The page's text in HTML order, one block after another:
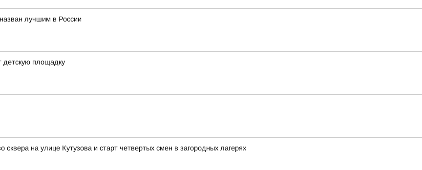
лучшим в России
детскую площадку
сквера на улице Кутузова и старт четвертых смен в загородных лагерях